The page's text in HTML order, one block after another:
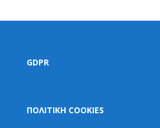
GDPR
ΠΟΛΙΤΙΚΗ COOKIES